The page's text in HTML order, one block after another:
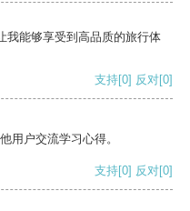
我能够享受到高品质的旅行体
支持[0] 反对[0]
用户交流学习心得。
支持[0] 反对[0]